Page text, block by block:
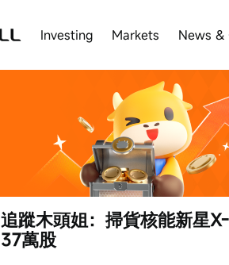
Investing Markets News &
追蹤木頭姐：掃貨核能新星
37萬股